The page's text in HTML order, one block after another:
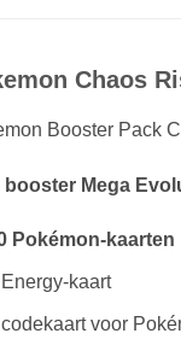
Chaos
Booster Pack
booster Mega
Pokémon-kaarten
kaart
voor